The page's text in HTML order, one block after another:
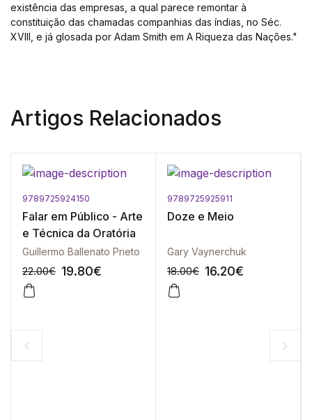
existência das empresas, a qual parece remontar à
constituição das chamadas companhias das índias, no Séc.
XVIII, e já glosada por Adam Smith em A Riqueza das Nações."
Artigos Relacionados
9789725924150
Falar em Público - Arte
e Técnica da Oratória
Guillermo Ballenato Prieto
22.00€ 19.80€
-10%
9789725925911
Doze e Meio
Gary Vaynerchuk
18.00€ 16.20€